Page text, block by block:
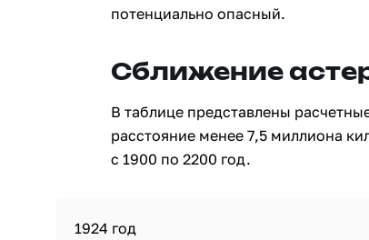
потенциально опасный.
Сближение
В таблице представлены
расстояние менее 7,5 миллиона
с 1900 по 2200 год.
1924 год